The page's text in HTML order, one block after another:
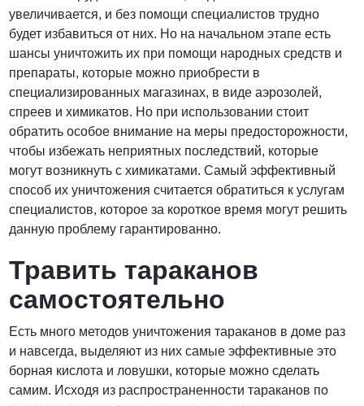
увеличивается, и без помощи специалистов трудно
будет избавиться от них. Но на начальном этапе есть
шансы уничтожить их при помощи народных средств и
препараты, которые можно приобрести в
специализированных магазинах, в виде аэрозолей,
спреев и химикатов. Но при использовании стоит
обратить особое внимание на меры предосторожности,
чтобы избежать неприятных последствий, которые
могут возникнуть с химикатами. Самый эффективный
способ их уничтожения считается обратиться к услугам
специалистов, которое за короткое время могут решить
данную проблему гарантированно.
Травить тараканов
самостоятельно
Есть много методов уничтожения тараканов в доме раз
и навсегда, выделяют из них самые эффективные это
борная кислота и ловушки, которые можно сделать
самим. Исходя из распространенности тараканов по